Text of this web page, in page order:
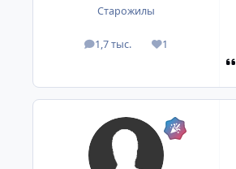
Старожилы
1,7 тыс.
посты 1
Репутация